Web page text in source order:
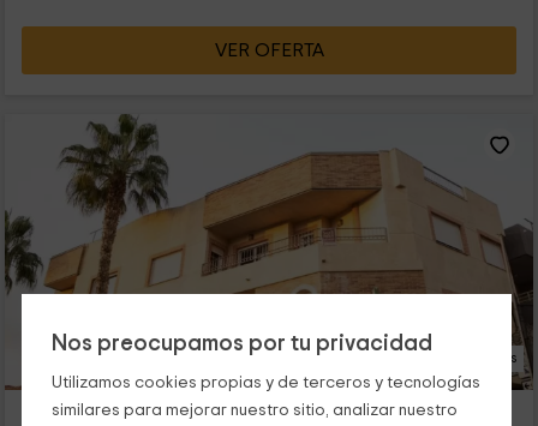
Nos preocupamos por tu privacidad
Utilizamos cookies propias y de terceros y tecnologías
similares para mejorar nuestro sitio, analizar nuestro
VER OFERTA
38 Fotos
Pensión El Cordobés